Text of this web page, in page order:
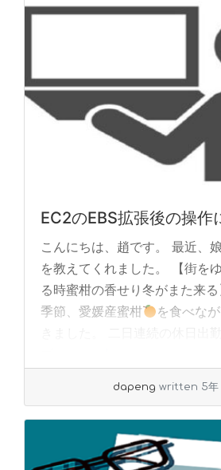
EC2のEBS拡張後の操作
こんにちは、趙です。 最近、
を教えてくれました。 【街を
る時蜜柑の香せり冬がまた来
季節、愛媛産蜜柑
を食べな
dapeng written 5年